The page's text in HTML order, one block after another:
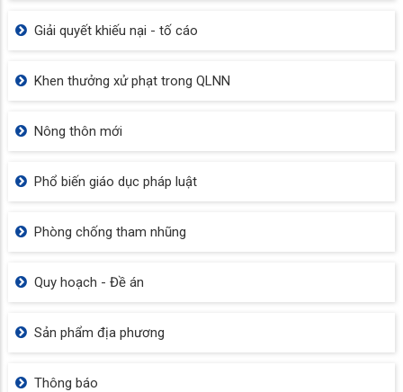
Giải quyết khiếu nại - tố cáo
Khen thưởng xử phạt trong QLNN
Nông thôn mới
Phổ biến giáo dục pháp luật
Phòng chống tham nhũng
Quy hoạch - Đề án
Sản phẩm địa phương
Thông báo